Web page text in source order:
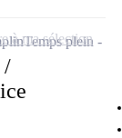
/
Temps plein
à ma sélection